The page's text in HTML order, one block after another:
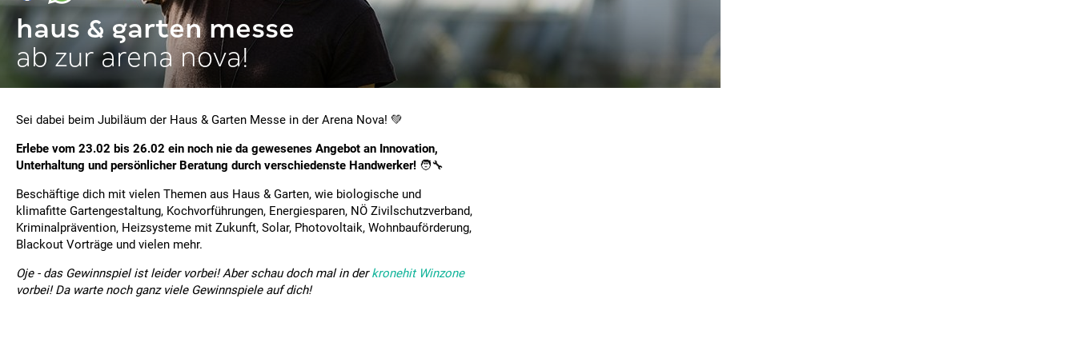
haus & garten messe
ab zur arena nova!
Sei dabei beim Jubiläum der Haus & Garten Messe in der Arena Nova! 💚
Erlebe vom 23.02 bis 26.02 ein noch nie da gewesenes Angebot an Innovation,
Unterhaltung und persönlicher Beratung durch verschiedenste Handwerker! 🧑‍🔧
Beschäftige dich mit vielen Themen aus Haus & Garten, wie biologische und
klimafitte Gartengestaltung, Kochvorführungen, Energiesparen, NÖ Zivilschutzverband,
Kriminalprävention, Heizsysteme mit Zukunft, Solar, Photovoltaik, Wohnbauförderung,
Blackout Vorträge und vielen mehr.
Oje - das Gewinnspiel ist leider vorbei! Aber schau doch mal in derkronehit Winzone
vorbei! Da warte noch ganz viele Gewinnspiele auf dich!